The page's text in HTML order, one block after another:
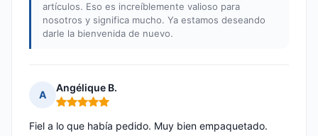
artículos. Eso es increíblemente valioso para
nosotros y significa mucho. Ya estamos deseando
darle la bienvenida de nuevo.
A
Angélique B.
Nota: 5 de 5
Fiel a lo que había pedido. Muy bien empaquetado.